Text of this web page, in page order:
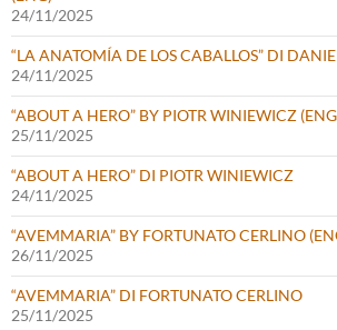
24/11/2025
“LA ANATOMÍA DE LOS CABALLOS” DI
24/11/2025
“ABOUT A HERO” BY PIOTR WINIEWICZ
25/11/2025
“ABOUT A HERO” DI PIOTR WINIEWICZ
24/11/2025
“AVEMMARIA” BY FORTUNATO CERLINO
26/11/2025
“AVEMMARIA” DI FORTUNATO CERLINO
25/11/2025